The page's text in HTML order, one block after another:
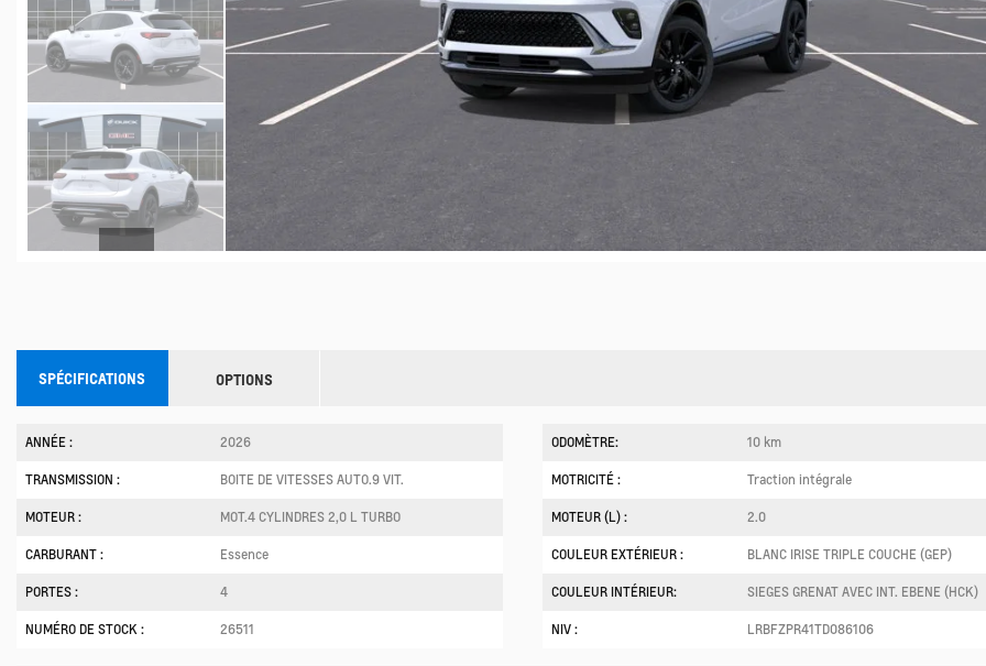
SPÉCIFICATIONS OPTIONS
ANNÉE : 2026 ODOMÈTRE: 10 km
TRANSMISSION : BOITE DE VITESSES AUTO.9 VIT. MOTRICITÉ : Traction intégrale
MOTEUR : MOT.4 CYLINDRES 2,0 L TURBO MOTEUR (L) : 2.0
CARBURANT : Essence COULEUR EXTÉRIEUR : BLANC IRISE TRIPLE COUCHE (GEP)
PORTES : 4 COULEUR INTÉRIEUR: SIEGES GRENAT AVEC INT. EBENE (HCK)
NUMÉRO DE STOCK : 26511 NIV : LRBFZPR41TD086106